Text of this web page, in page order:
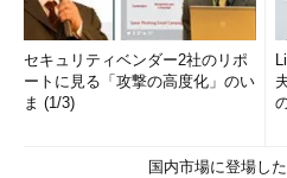
セキュリティベンダー2社のリポ
ートに見る「攻撃の高度化」のい
ま (1/3)
国内市場に登場し